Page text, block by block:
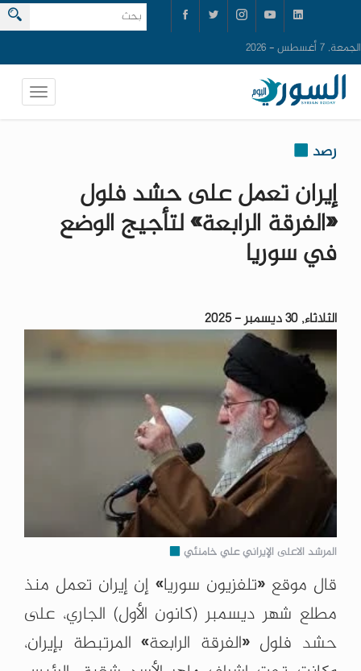
الجمعة, 7 أغسطس - 2026
رصد
إيران تعمل على حشد فلول
«الفرقة الرابعة» لتأجيج الوضع
في سوريا
الثلاثاء, 30 ديسمبر - 2025
المرشد الاعلى الإيراني علي خامنئي
قال موقع «تلفزيون سوريا» إن إيران تعمل منذ
مطلع شهر ديسمبر (كانون الأول) الجاري، على
حشد فلول «الفرقة الرابعة» المرتبطة بإيران،